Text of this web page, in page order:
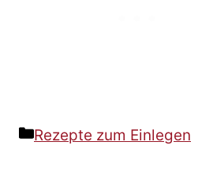
Kategorien
Rezepte zum Einlegen